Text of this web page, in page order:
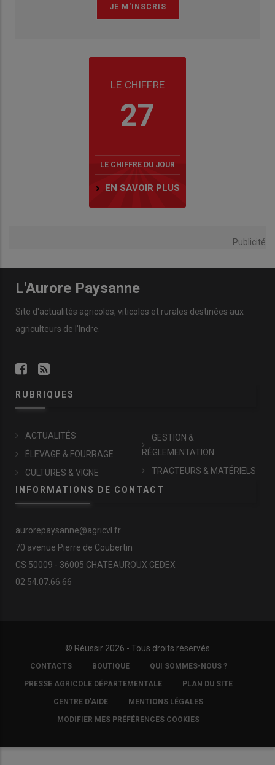
LE CHIFFRE
27
LE CHIFFRE DU JOUR
EN SAVOIR PLUS
Publicité
L'Aurore Paysanne
Site d'actualités agricoles, viticoles et rurales destinées aux
agriculteurs de l'Indre.
RUBRIQUES
ACTUALITÉS
ÉLEVAGE & FOURRAGE
CULTURES & VIGNE
GESTION &
RÉGLEMENTATION
TRACTEURS & MATÉRIELS
INFORMATIONS DE CONTACT
aurorepaysanne@agricvl.fr
70 avenue Pierre de Coubertin
CS 50009 - 36005 CHATEAUROUX CEDEX
02.54.07.66.66
© Réussir 2026 - Tous droits réservés
FOOTER
COPYRIGHT
CONTACTS BOUTIQUE QUI SOMMES-NOUS ?
PRESSE AGRICOLE DÉPARTEMENTALE PLAN DU SITE
CENTRE D'AIDE MENTIONS LÉGALES
MODIFIER MES PRÉFÉRENCES COOKIES